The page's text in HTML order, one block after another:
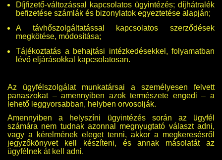
Díjfizető-változással kapcsolatos ügyintézés; díjhátralék
befizetése számlák és bizonylatok egyeztetése alapján;
A távhőszolgáltatással kapcsolatos szerződések
megkötése, módosítása;
Tájékoztatás a behajtási intézkedésekkel, folyamatban
lévő eljárásokkal kapcsolatosan.
Az ügyfélszolgálat munkatársai a személyesen felvett
panaszokat – amennyiben azok természete engedi – a
lehető leggyorsabban, helyben orvosolják.
Amennyiben a helyszíni ügyintézés során az ügyfél
számára nem tudnak azonnal megnyugtató választ adni,
vagy a kérelmének eleget tenni, akkor a megkeresésről
jegyzőkönyvet kell készíteni, és annak másolatát az
ügyfélnek át kell adni.